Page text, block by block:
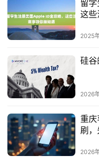
留学
这些
2025
硅谷
2026
重
刷
2026